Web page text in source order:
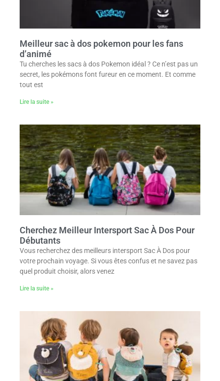
Meilleur sac à dos pokemon pour les fans
d’animé
Tu cherches les sacs à dos Pokemon idéal ? Ce n’est pas un
secret, les pokémons font fureur en ce moment. Et comme
tout est
Lire la suite »
Cherchez Meilleur Intersport Sac À Dos Pour
Débutants
Vous recherchez des meilleurs intersport Sac À Dos pour
votre prochain voyage. Si vous êtes confus et ne savez pas
quel produit choisir, alors venez
Lire la suite »